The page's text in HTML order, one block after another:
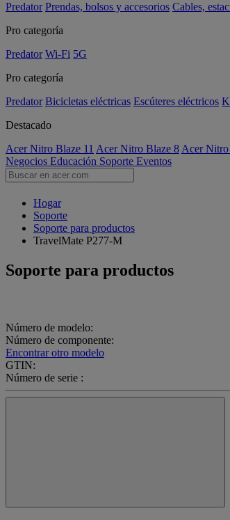
Predator Prendas, bolsos y accesorios Cables,
Pro categoría
Predator Wi-Fi 5G
Pro categoría
Predator Bicicletas eléctricas Escúteres eléctricos
Destacado
Acer Nitro Blaze 11 Acer Nitro Blaze 8 Acer
Negocios Educación Soporte Eventos
Hogar
Soporte
Soporte para productos
TravelMate P277-M
Soporte para productos
Número de modelo:
Número de componente:
Encontrar otro modelo
GTIN:
Número de serie :